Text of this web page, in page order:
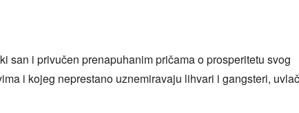
san i privučen prenapuhanim pričama o prosperitetu svog
i kojeg neprestano uznemiravaju lihvari i gangsteri,